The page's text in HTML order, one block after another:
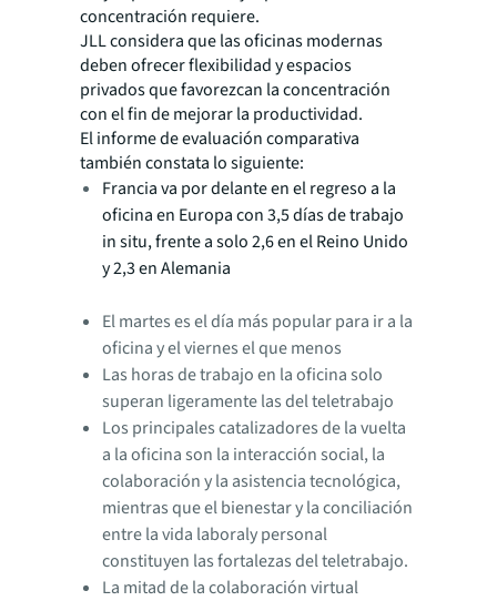
concentración requiere.
JLL considera que las oficinas modernas
deben ofrecer flexibilidad y espacios
privados que favorezcan la concentración
con el fin de mejorar la productividad.
El informe de evaluación comparativa
también constata lo siguiente:
Francia va por delante en el regreso a la
oficina en Europa con 3,5 días de trabajo
in situ, frente a solo 2,6 en el Reino Unido
y 2,3 en Alemania
El martes es el día más popular para ir a la
oficina y el viernes el que menos
Las horas de trabajo en la oficina solo
superan ligeramente las del teletrabajo
Los principales catalizadores de la vuelta
a la oficina son la interacción social, la
colaboración y la asistencia tecnológica,
mientras que el bienestar y la conciliación
entre la vida laboraly personal
constituyen las fortalezas del teletrabajo.
La mitad de la colaboración virtual